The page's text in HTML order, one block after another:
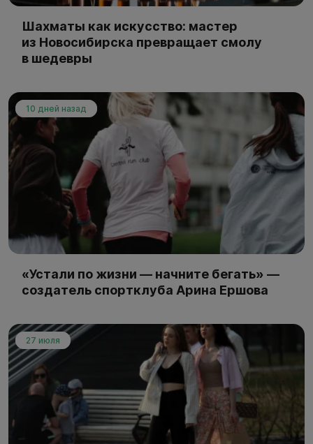
Шахматы как искусство: мастер
из Новосибирска превращает смолу
в шедевры
10 дней назад
«Устали по жизни — начните бегать» —
создатель спортклуба Арина Ершова
27 июля